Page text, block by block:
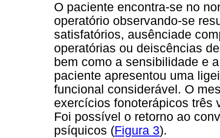
O paciente encontra-se no
operatório observando-se
satisfatórios, ausênciade
operatórias ou deiscências
bem como a sensibilidade e
paciente apresentou uma
funcional considerável. O
exercícios fonoterápicos três
Foi possível o retorno ao
psíquicos (Figura 3).